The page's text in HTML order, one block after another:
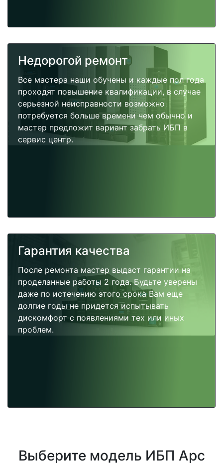
Недорогой ремонт
Все мастера наши обучены и каждые пол года
проходят повышение квалификации, в случае
серьезной неисправности возможно
потребуется больше времени чем обычно и
мастер предложит вариант забрать ИБП в
сервис центр.
Гарантия качества
После ремонта мастер выдаст гарантии на
проделанные работы 2 года. Будьте уверены
даже по истечению этого срока Вам еще
долгие годы не придется испытывать
дискомфорт с появлениями тех или иных
проблем.
Выберите модель ИБП Apc